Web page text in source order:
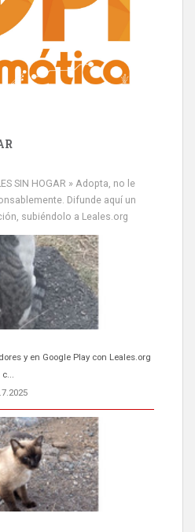
SIN HOGAR » Adopta, no le
Difunde aquí un
subiéndolo a Leales.org
y en Google Play con Leales.org